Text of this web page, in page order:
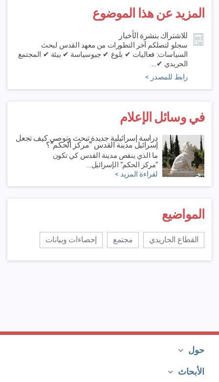
المزيد عن هذا الموضوع
للاشتراك بنشرة الأخبار
سجلو لتصلكم آخر التطورات من معهد القدس لبحث
السياسات: فعاليات ✔ بلوغ ✔ جيوسياسة ✔ بيئة ✔ المجتمع
الحريدي ✔…
رابط للمصدر >
في وسائل الإعلام
دراسة إسرائيلية جديدة تبحث وتوصي كيف تجعل
إسرائيل مدينة القدس “مركز الحكم”؟
ما الذي ينقص مدينة القدس كي تكون
“مركز الحكم” الإسرائيل...
لقراءة المزيد >
المواضيع
القطاع الحاريدي مجتمع إحصاءات وبيانات
حول
الأبحاث